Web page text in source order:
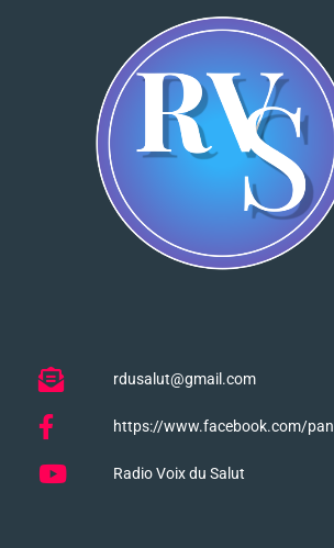
rdusalut@gmail.com
https://www.facebook.com/
Radio Voix du Salut